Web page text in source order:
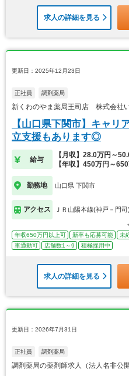
求人の詳細を見る
更新日：2025年12月23日
正社員 調剤薬局
新くわのやま薬局王司店 株式会社
【山口県下関市】キャリ
立支援もあります◎
給与
【月収】28.0万円～
【年収】450万円～
勤務地 山口県 下関市
アクセス ＪＲ山陽本線(神戸－門
年収650万円以上可 新卒も応募可能 未
車通勤可
店舗数1～9 積極採用中
求人の詳細を見る
更新日：2026年7月31日
正社員 調剤薬局
調剤薬局の薬剤師求人（法人名非